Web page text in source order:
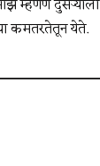
म्हणणं दुसऱ्याला
कमतरतेतून येते.